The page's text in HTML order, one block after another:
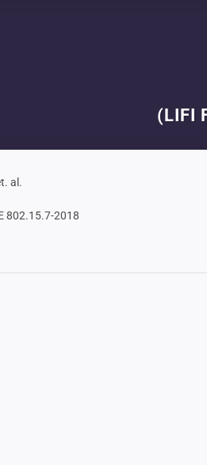
(LIFI
al.
802.15.7-2018